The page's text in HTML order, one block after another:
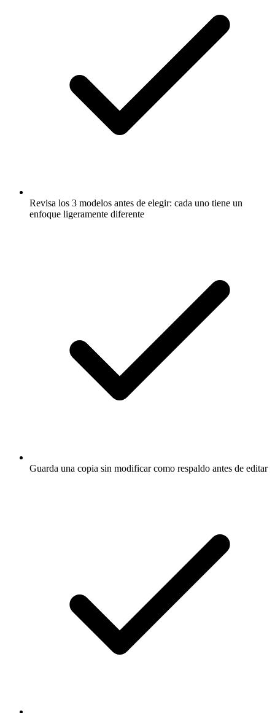
Revisa los 3 modelos antes de elegir: cada uno tiene un
enfoque ligeramente diferente
Guarda una copia sin modificar como respaldo antes de editar